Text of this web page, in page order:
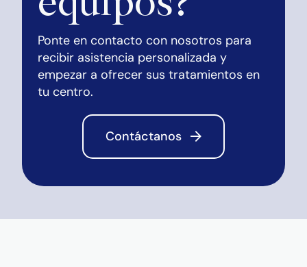
Ponte en contacto con nosotros para
recibir asistencia personalizada y
empezar a ofrecer sus tratamientos en
tu centro.
Contáctanos